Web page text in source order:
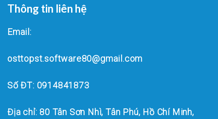
Thông tin liên hệ
Email:
osttopst.software80@gmail.com
Số ĐT: 0914841873
Địa chỉ: 80 Tân Sơn Nhì, Tân Phú, Hồ Chí Minh,